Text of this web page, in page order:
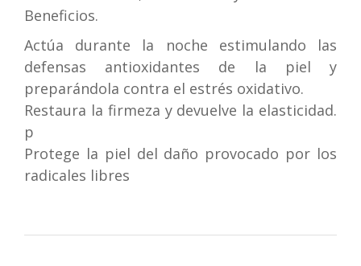
Beneficios.
Actúa durante la noche estimulando las
defensas antioxidantes de la piel y
preparándola contra el estrés oxidativo.
Restaura la firmeza y devuelve la elasticidad.
p
Protege la piel del daño provocado por los
radicales libres